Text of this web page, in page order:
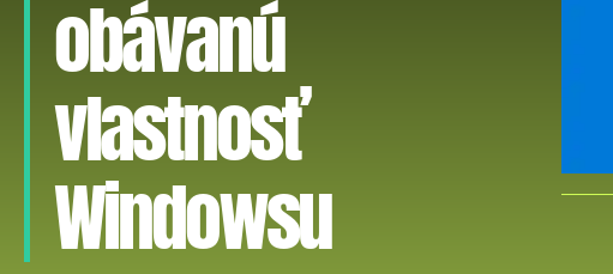
obávanú
vlastnosť
Windowsu